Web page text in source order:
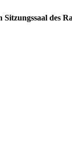
des